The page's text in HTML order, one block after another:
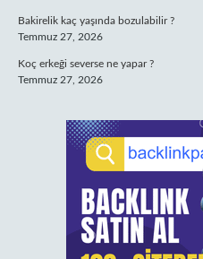
Bakirelik kaç yaşında bozulabilir ?
Temmuz 27, 2026
Koç erkeği severse ne yapar ?
Temmuz 27, 2026